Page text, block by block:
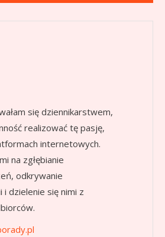
się dziennikarstwem,
realizować tę pasję,
internetowych.
na zgłębianie
odkrywanie
dzielenie się nimi z